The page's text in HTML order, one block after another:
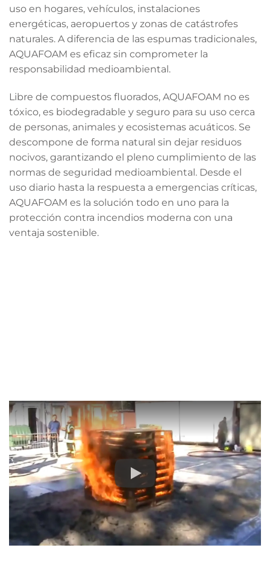
uso en hogares, vehículos, instalaciones
energéticas, aeropuertos y zonas de catástrofes
naturales. A diferencia de las espumas tradicionales,
AQUAFOAM es eficaz sin comprometer la
responsabilidad medioambiental.
Libre de compuestos fluorados, AQUAFOAM no es
tóxico, es biodegradable y seguro para su uso cerca
de personas, animales y ecosistemas acuáticos. Se
descompone de forma natural sin dejar residuos
nocivos, garantizando el pleno cumplimiento de las
normas de seguridad medioambiental. Desde el
uso diario hasta la respuesta a emergencias críticas,
AQUAFOAM es la solución todo en uno para la
protección contra incendios moderna con una
ventaja sostenible.